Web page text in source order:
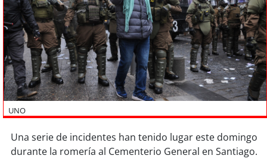
Sostenibilidad
soychile
soyarica
soyiquique
soyantofagasta
UNO
Una serie de incidentes han tenido lugar este domingo
durante la romería al Cementerio General en Santiago.